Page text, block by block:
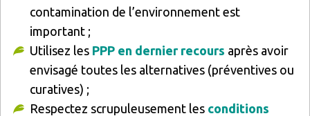
contamination de l’environnement est
important ;
Utilisez les PPP en dernier recours après avoir
envisagé toutes les alternatives (préventives ou
curatives) ;
Respectez scrupuleusement les conditions